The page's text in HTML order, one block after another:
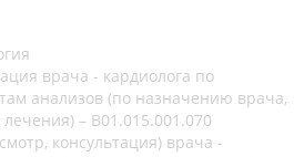
врача - кардиолога по
анализов (по назначению врача,
– B01.015.001.070
консультация) врача -